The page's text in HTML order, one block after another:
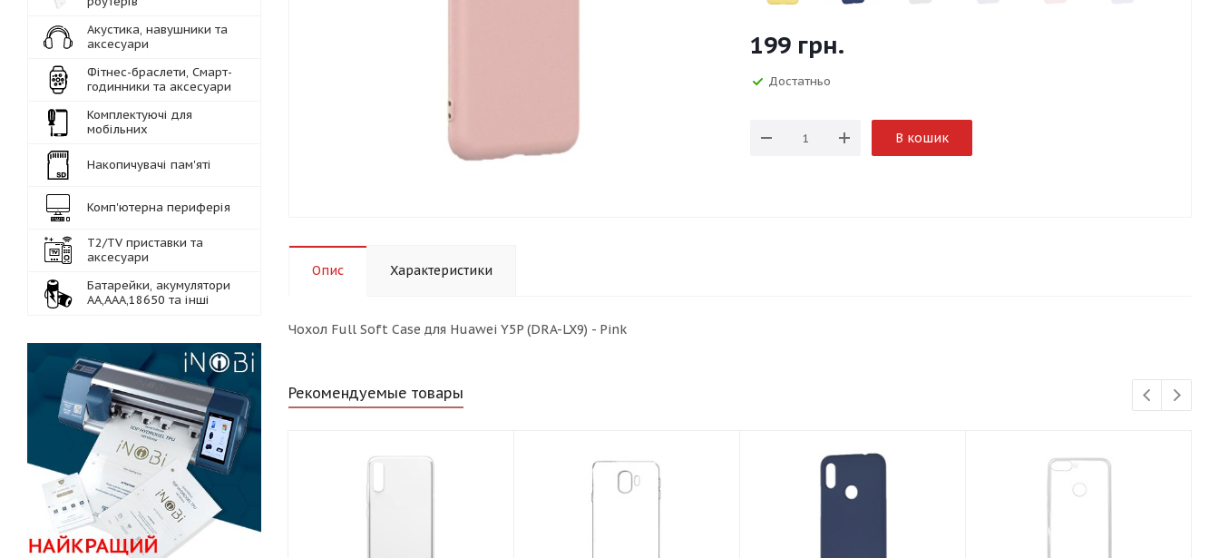
199 грн.
Достатньо
В кошик
Опис Характеристики
Чохол Full Soft Case для Huawei Y5P (DRA-LX9) - Pink
Рекомендуемые товары
Акустика, навушники та
аксесуари
Фітнес-браслети, Смарт-
годинники та аксесуари
Комплектуючі для
мобільних
Накопичувачі пам'яті
Комп'ютерна периферія
Т2/TV приставки та
аксесуари
Батарейки, акумулятори
АА,ААА,18650 та інші